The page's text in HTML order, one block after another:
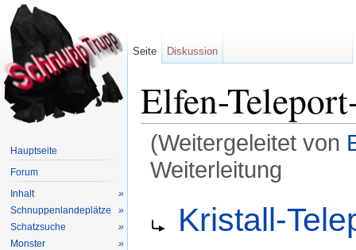
Elfen-
(Weitergeleitet von
Weiterleitung
Weiterleitung nach:
Kristall-
Seite Diskussion
Hauptseite
Forum
Inhalt
»
Schnuppenlandeplätze
»
Schatzsuche
»
Monster
»